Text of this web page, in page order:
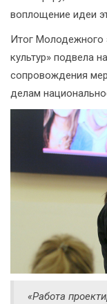
воплощение идеи
Итог Молодежного
культур» подвела
сопровождения
делам
«Работа